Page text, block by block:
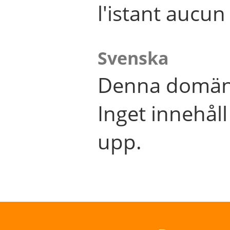
l'istant
Svenska
Denna
Inget
upp.